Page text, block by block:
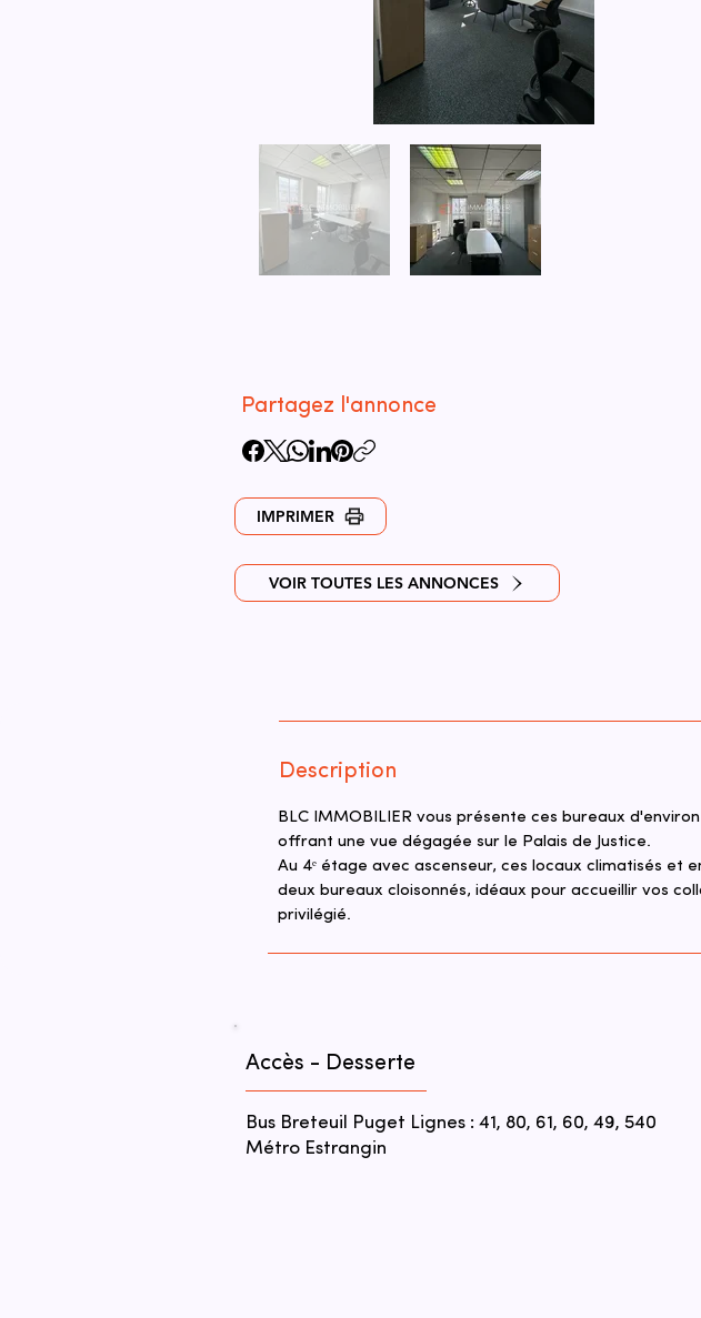
Partagez l'annonce
IMPRIMER
VOIR TOUTES LES ANNONCES
Description
BLC IMMOBILIER vous présente ces bureaux
offrant une vue dégagée sur le Palais de Justice.
Au 4ᵉ étage avec ascenseur, ces locaux climatisés et
deux bureaux cloisonnés, idéaux pour accueillir vos
privilégié.
Accès - Desserte
Bus Breteuil Puget Lignes : 41, 80, 61, 60, 49, 540
Métro Estrangin